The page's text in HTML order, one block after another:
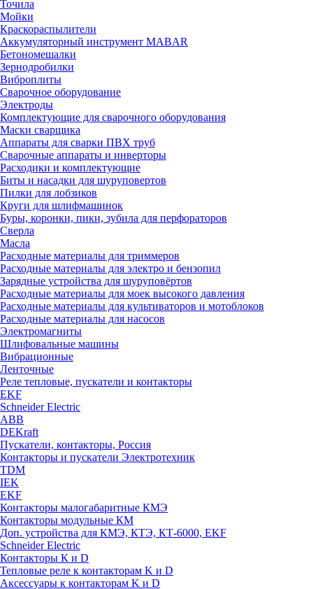
Точила
Мойки
Краскораспылители
Аккумуляторный инструмент MABAR
Бетономешалки
Зернодробилки
Виброплиты
Сварочное оборудование
Электроды
Комплектующие для сварочного оборудования
Маски сварщика
Аппараты для сварки ПВХ труб
Сварочные аппараты и инверторы
Расходики и комплектующие
Биты и насадки для шуруповертов
Пилки для лобзиков
Круги для шлифмашинок
Буры, коронки, пики, зубила для перфораторов
Сверла
Масла
Расходные материалы для триммеров
Расходные материалы для электро и бензопил
Зарядные устройства для шуруповёртов
Расходные материалы для моек высокого давления
Расходные материалы для культиваторов и мотоблоков
Расходные материалы для насосов
Электромагниты
Шлифовальные машины
Вибрационные
Ленточные
Реле тепловые, пускатели и контакторы
EKF
Schneider Electric
ABB
DEKraft
Пускатели, контакторы, Россия
Контакторы и пускатели Электротехник
TDM
IEK
EKF
Контакторы малогабаритные КМЭ
Контакторы модульные КМ
Доп. устройства для КМЭ, КТЭ, КТ-6000, EKF
Schneider Electric
Контакторы К и D
Тепловые реле к контакторам K и D
Аксессуары к контакторам K и D